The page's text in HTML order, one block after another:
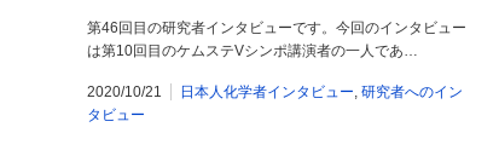
第46回目の研究者インタビューです。今回のインタビュー
は第10回目のケムステVシンポ講演者の一人であ…
2020/10/21 日本人化学者インタビュー, 研究者へのイン
タビュー